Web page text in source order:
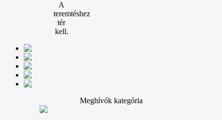
A
teremtéshez
tér
kell.
Meghívók kategória